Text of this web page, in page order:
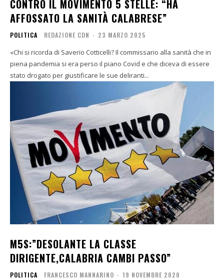
CONTRO IL MOVIMENTO 5 STELLE: “HA
AFFOSSATO LA SANITÀ CALABRESE”
POLITICA REDAZIONE CDN - 23 MARZO 2025
«Chi si ricorda di Saverio Cotticelli? Il commissario alla sanità che in
piena pandemia si era perso il piano Covid e che diceva di essere
stato drogato per giustificare le sue deliranti...
M5S:”DESOLANTE LA CLASSE
DIRIGENTE,CALABRIA CAMBI PASSO”
POLITICA FRANCESCO MANNARINO - 19 NOVEMBRE 2020